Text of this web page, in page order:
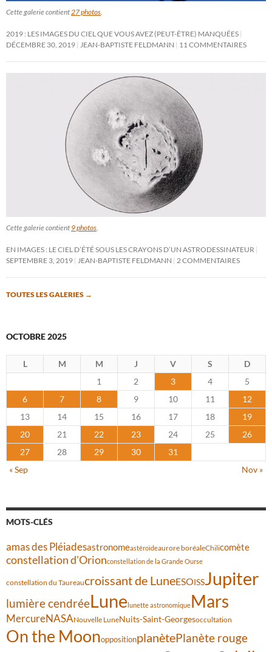
Cette galerie contient 27 photos
2019 : LES IMAGES DU CIEL QUE VOUS AVEZ (PEUT-ÊTRE) MANQUÉES
DÉCEMBRE 30, 2019
JEAN-BAPTISTE FELDMANN 11 COMMENTAIRES
Cette galerie contient 9 photos
EN IMAGES : LE CIEL D’ÉTÉ SOUS LES CRAYONS D’UN ASTRODESSINATEUR
SEPTEMBRE 3, 2019
JEAN-BAPTISTE FELDMANN 2 COMMENTAIRES
TOUTES LES GALERIES →
OCTOBRE 2025
L M M J V S
D
1
2 3 4
5
6
7 8 9 10 11
12
13
14 15 16 17 18
19
20
21 22 23 24 25
26
27
28 29 30
31
« Sep
Nov »
MOTS-CLÉS
amas des Pléiadesastronomeastéroïdeaurore boréaleChilicomète
constellation d'Orionconstellation de la Grande Ourse
constellation du Taureaucroissant de LuneESOISSJupiter
lumière cendréeLunelunette astronomiqueMars
MercureNASANouvelle LuneNuits-Saint-Georgesoccultation
On the MoonoppositionplanètePlanète rouge